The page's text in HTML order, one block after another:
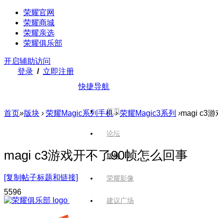
荣耀官网
荣耀商城
荣耀亲选
荣耀俱乐部
开启辅助访问
登录 / 立即注册
快捷导航
首页
论坛
版块
荣耀影像
建议广场
首页»版块 › 荣耀Magic系列手机 › 荣耀Magic3系列 ›magi c3游
magi c3游戏开不了90帧怎么回事
[复制帖子标题和链接]
5596